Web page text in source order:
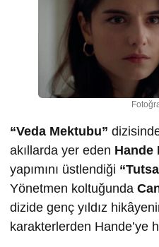
“Veda Mektubu”
akıllarda yer eden Hande
yapımını üstlendiği
Yönetmen koltuğunda
dizide genç yıldız
karakterlerden Hande’ye